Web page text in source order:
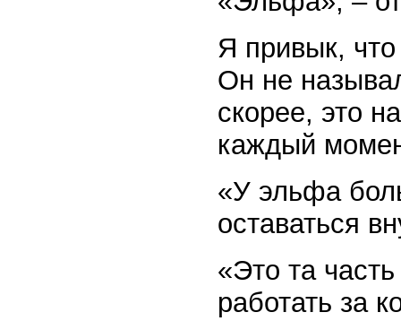
Я привык,
Он не
скорее, это
каждый
«У эльфа
оставаться
«Это та
работать за